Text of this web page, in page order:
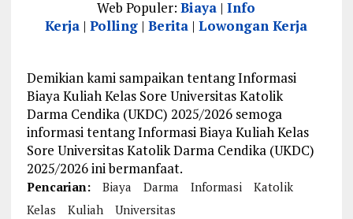
Web Populer:Biaya |Info
Kerja |Polling |Berita |Lowongan Kerja
Demikian kami sampaikan tentang Informasi
Biaya Kuliah Kelas Sore Universitas Katolik
Darma Cendika (UKDC) 2025/2026 semoga
informasi tentang Informasi Biaya Kuliah Kelas
Sore Universitas Katolik Darma Cendika (UKDC)
2025/2026 ini bermanfaat.
Pencarian: Biaya Darma Informasi
Katolik
Kelas
Kuliah Universitas